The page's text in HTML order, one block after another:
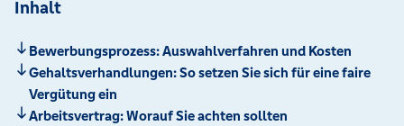
Inhalt
Bewerbungsprozess: Auswahlverfahren und Kosten
Gehaltsverhandlungen: So setzen Sie sich für eine faire
Vergütung ein
Arbeitsvertrag: Worauf Sie achten sollten